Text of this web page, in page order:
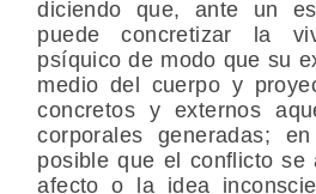
diciendo que, ante un
puede concretizar la
psíquico de modo que su
medio del cuerpo y
concretos y externos
corporales generadas;
posible que el conflicto se
afecto o la idea